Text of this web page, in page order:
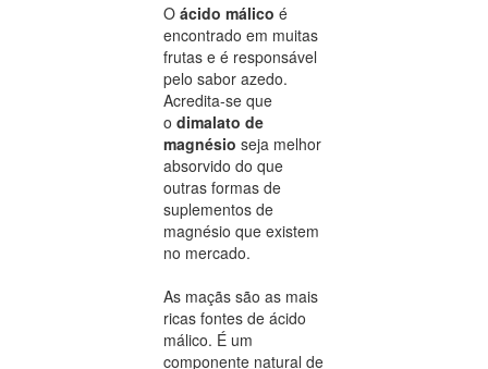
O ácido málico é
encontrado em muitas
frutas e é responsável
pelo sabor azedo.
Acredita-se que
o dimalato de
magnésio seja melhor
absorvido do que
outras formas de
suplementos de
magnésio que existem
no mercado.
As maçãs são as mais
ricas fontes de ácido
málico. É um
componente natural de